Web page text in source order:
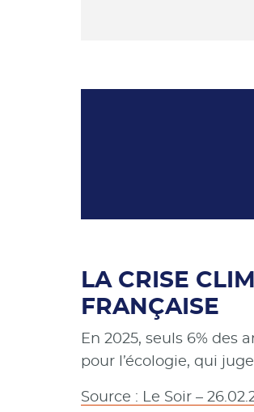
LA CRISE
FRANÇAISE
En 2025, seuls 6% des
pour l’écologie, qui
Source : Le Soir –